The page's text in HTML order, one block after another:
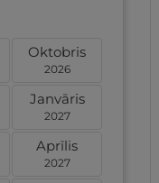
Oktobris
2026
Janvāris
2027
Aprīlis
2027